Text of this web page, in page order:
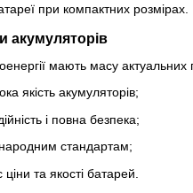
при компактних розмірах.
акумуляторів
мають масу
якість акумуляторів;
і повна безпека;
стандартам;
та якості батарей.